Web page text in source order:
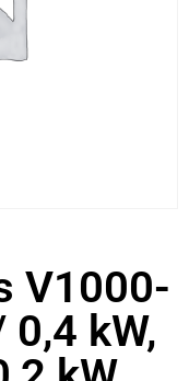
V1000-
0,4 kW,